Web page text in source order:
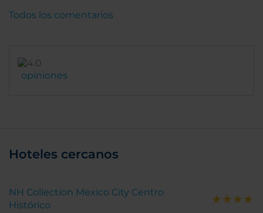
opiniones
Todos los comentarios
Hoteles cercanos
NH Collection Mexico City Centro
Histórico